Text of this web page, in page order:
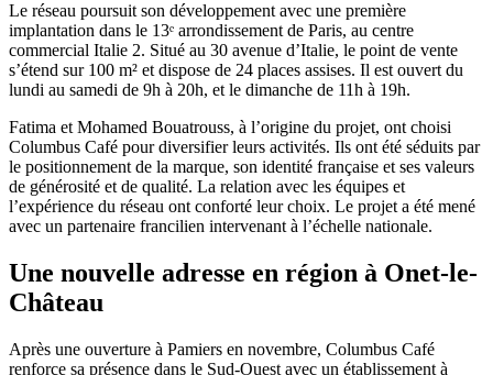
Le réseau poursuit son développement avec une première
implantation dans le 13ᵉ arrondissement de Paris, au centre
commercial Italie 2. Situé au 30 avenue d’Italie, le point de vente
s’étend sur 100 m² et dispose de 24 places assises. Il est ouvert du
lundi au samedi de 9h à 20h, et le dimanche de 11h à 19h.
Fatima et Mohamed Bouatrouss, à l’origine du projet, ont choisi
Columbus Café pour diversifier leurs activités. Ils ont été séduits par
le positionnement de la marque, son identité française et ses valeurs
de générosité et de qualité. La relation avec les équipes et
l’expérience du réseau ont conforté leur choix. Le projet a été mené
avec un partenaire francilien intervenant à l’échelle nationale.
Une nouvelle adresse en région à Onet-le-
Château
Après une ouverture à Pamiers en novembre, Columbus Café
renforce sa présence dans le Sud-Ouest avec un établissement à